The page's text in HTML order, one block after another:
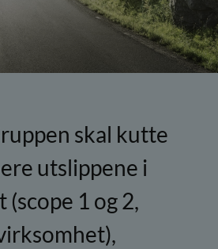
skal kutte
utslippene i
1 og 2,